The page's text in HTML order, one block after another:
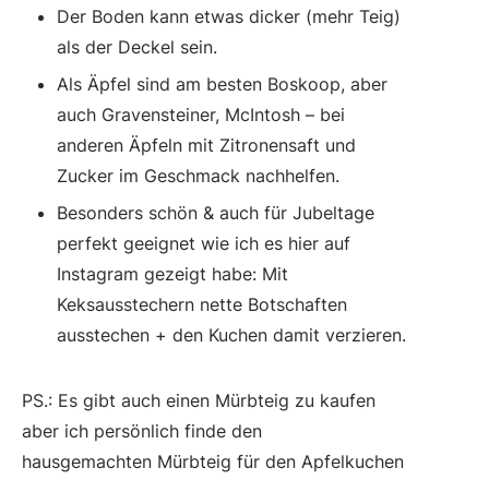
Der Boden kann etwas dicker (mehr Teig)
als der Deckel sein.
Als Äpfel sind am besten Boskoop, aber
auch Gravensteiner, McIntosh – bei
anderen Äpfeln mit Zitronensaft und
Zucker im Geschmack nachhelfen.
Besonders schön & auch für Jubeltage
perfekt geeignet wie ich es hier auf
Instagram gezeigt habe: Mit
Keksausstechern nette Botschaften
ausstechen + den Kuchen damit verzieren.
PS.: Es gibt auch einen Mürbteig zu kaufen
aber ich persönlich finde den
hausgemachten Mürbteig für den Apfelkuchen